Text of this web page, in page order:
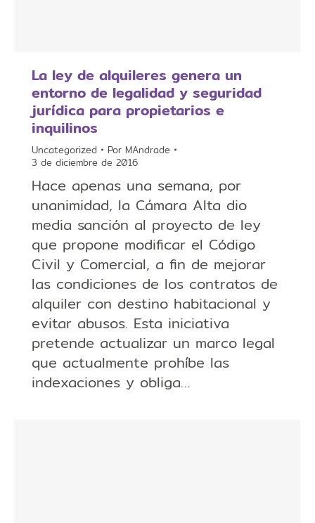
La ley de alquileres genera un
entorno de legalidad y seguridad
jurídica para propietarios e
inquilinos
Uncategorized Por MAndrade
3 de diciembre de 2016
Hace apenas una semana, por
unanimidad, la Cámara Alta dio
media sanción al proyecto de ley
que propone modificar el Código
Civil y Comercial, a fin de mejorar
las condiciones de los contratos de
alquiler con destino habitacional y
evitar abusos. Esta iniciativa
pretende actualizar un marco legal
que actualmente prohíbe las
indexaciones y obliga…